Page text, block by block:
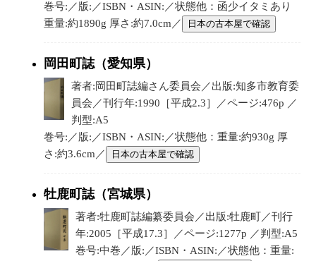
巻号:／版:／ISBN・ASIN:／状態他：函少イタミあり
重量:約1890g 厚さ:約7.0cm／
日本の古本屋で確認
岡田町誌（愛知県）
著者:岡田町誌編さん委員会／出版:知多市教育委
員会／刊行年:1990［平成2.3］／ページ:476p ／
判型:A5
巻号:／版:／ISBN・ASIN:／状態他：重量:約930g 厚
さ:約3.6cm／
日本の古本屋で確認
牡鹿町誌（宮城県）
著者:牡鹿町誌編纂委員会／出版:牡鹿町／刊行
年:2005［平成17.3］／ページ:1277p ／判型:A5
巻号:中巻／版:／ISBN・ASIN:／状態他：重量: